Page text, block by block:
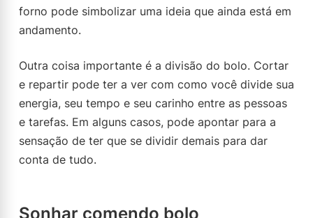
forno pode simbolizar uma ideia que ainda está em
andamento.
Outra coisa importante é a divisão do bolo. Cortar
e repartir pode ter a ver com como você divide sua
energia, seu tempo e seu carinho entre as pessoas
e tarefas. Em alguns casos, pode apontar para a
sensação de ter que se dividir demais para dar
conta de tudo.
Sonhar comendo bolo